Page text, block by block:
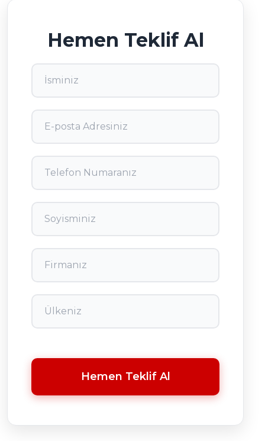
Hemen Teklif Al
Hemen Teklif Al